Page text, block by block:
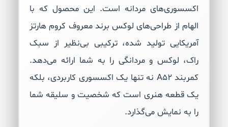
اکسسوری‌های مردانه است. این محصول که با
الهام از طراحی‌های لوکس برند معروف کروم هارتز
آمریکایی تولید شده، ترکیبی بی‌نظیر از سبک
راک، لوکس و مردانگی را به شما ارائه می‌دهد.
کمربند A52 نه تنها یک اکسسوری کاربردی، بلکه
یک قطعه هنری است که شخصیت و سلیقه شما
را به نمایش می‌گذارد.